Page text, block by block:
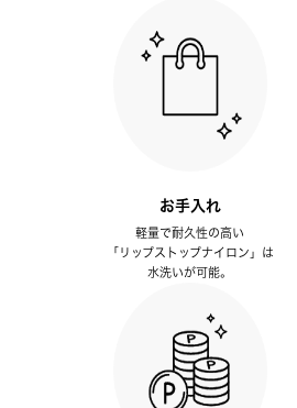
お手入れ
軽量で耐久性の高い
「リップストップナイロン」は
水洗いが可能。